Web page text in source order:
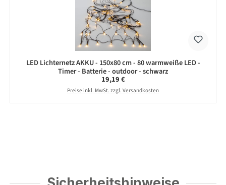
LED Lichternetz AKKU - 150x80 cm - 80 warmweiße LED -
Timer - Batterie - outdoor - schwarz
Regulärer Preis:
19,19 €
Preise inkl. MwSt. zzgl. Versandkosten